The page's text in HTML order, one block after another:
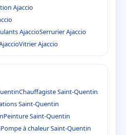
Ajaccio
AjaccioSerrurier Ajaccio
Vitrier Ajaccio
Chauffagiste Saint-Quentin
Saint-Quentin
Peinture Saint-Quentin
Pompe à chaleur Saint-Quentin